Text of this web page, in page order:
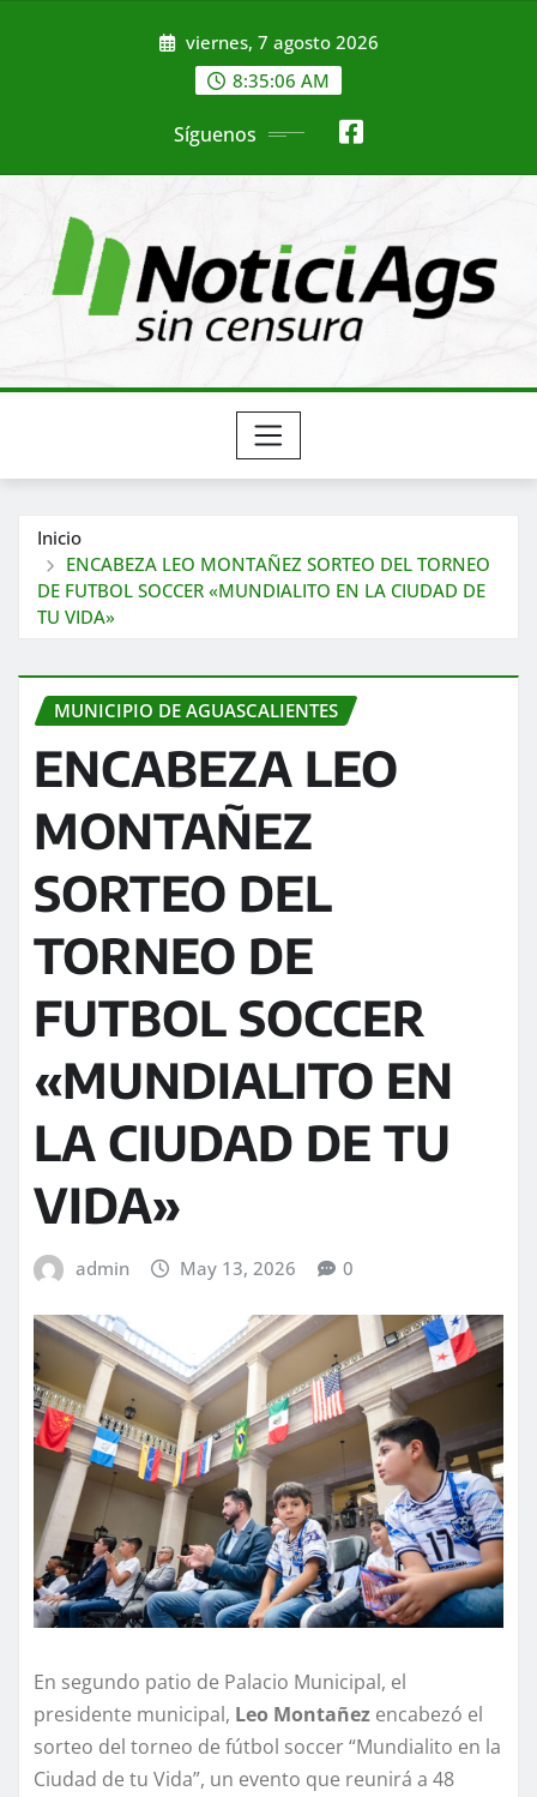
viernes, 7 agosto 2026
8:35:08 AM
Síguenos
Inicio
ENCABEZA LEO MONTAÑEZ SORTEO DEL TORNEO
DE FUTBOL SOCCER «MUNDIALITO EN LA CIUDAD DE
TU VIDA»
MUNICIPIO DE AGUASCALIENTES
ENCABEZA LEO
MONTAÑEZ
SORTEO DEL
TORNEO DE
FUTBOL SOCCER
«MUNDIALITO EN
LA CIUDAD DE TU
VIDA»
admin May 13, 2026 0
En segundo patio de Palacio Municipal, el
presidente municipal, Leo Montañez encabezó el
sorteo del torneo de fútbol soccer “Mundialito en la
Ciudad de tu Vida”, un evento que reunirá a 48